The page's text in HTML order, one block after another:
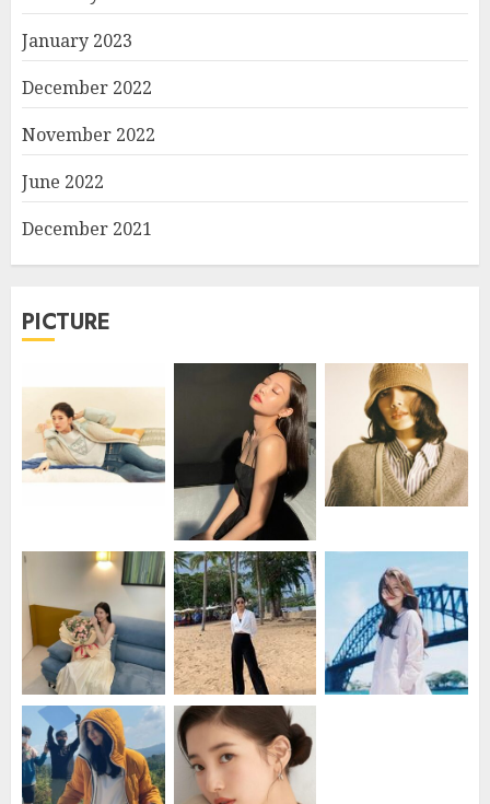
January 2023
December 2022
November 2022
June 2022
December 2021
PICTURE